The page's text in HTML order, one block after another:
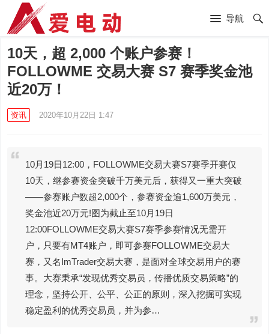
导航
10天，超 2,000 个账户参赛！
FOLLOWME 交易大赛 S7 赛季奖金池
近20万！
资讯 2020年10月22日 1:47
10月19日12:00，FOLLOWME交易大赛S7赛季开赛仅
10天，继参赛资金突破千万美元后，获得又一重大突破
——参赛账户数超2,000个，参赛资金逾1,600万美元，
奖金池近20万元!图为截止至10月19日
12:00FOLLOWME交易大赛S7赛季参赛情况无需开
户，只要有MT4账户，即可参赛FOLLOWME交易大
赛，又名ImTrader交易大赛，是面对全球交易用户的赛
事。大赛秉承“发现优秀交易员，传播优质交易策略”的
理念，坚持公开、公平、公正的原则，深入挖掘可实现
稳定盈利的优秀交易员，并为参…